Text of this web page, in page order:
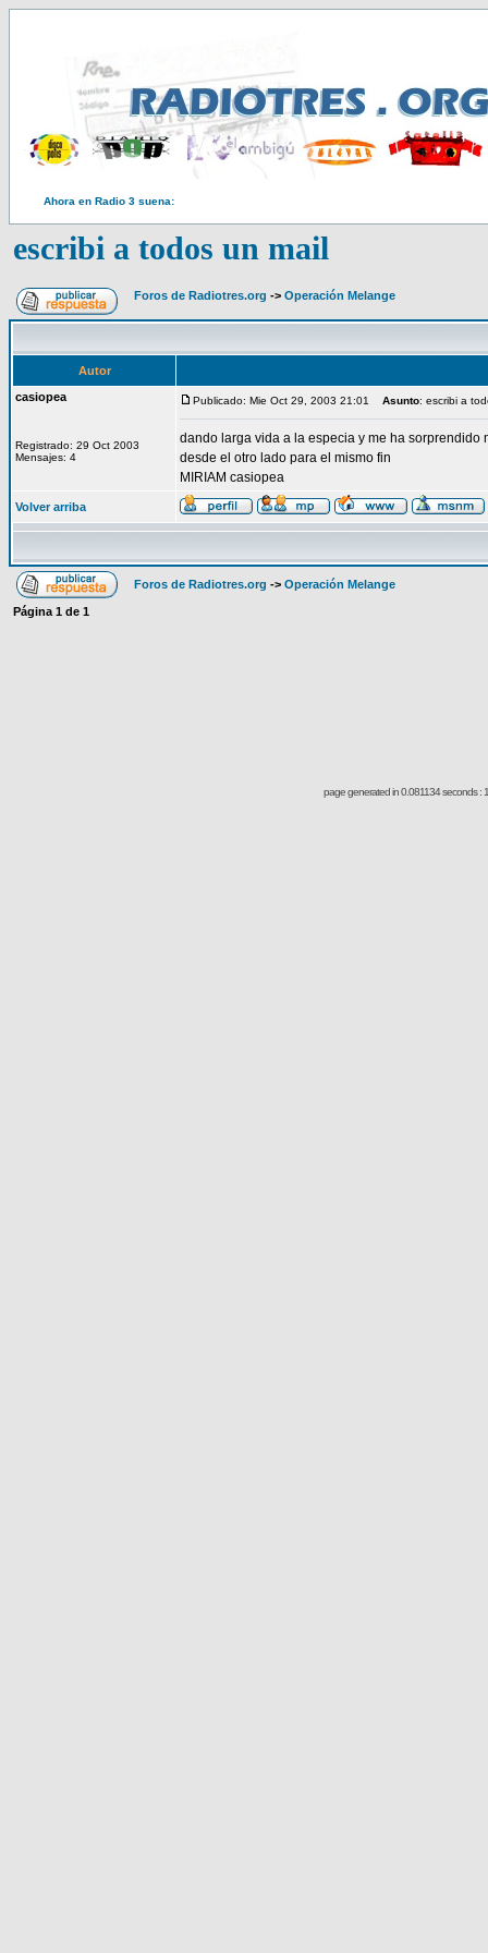
Ahora en Radio 3 suena:
escribi a todos un mail
Foros de Radiotres.org -> Operación Melange
Autor
casiopea
Registrado: 29 Oct 2003
Mensajes: 4
Publicado: Mie Oct 29, 2003 21:01 Asunto: escribi a
dando larga vida a la especia y me ha sorprendido
desde el otro lado para el mismo fin
MIRIAM casiopea
Volver arriba
Foros de Radiotres.org -> Operación Melange
Página 1 de 1
page generated in 0.081134 seconds :